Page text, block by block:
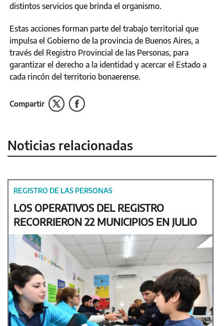
distintos servicios que brinda el organismo.
Estas acciones forman parte del trabajo territorial que
impulsa el Gobierno de la provincia de Buenos Aires, a
través del Registro Provincial de las Personas, para
garantizar el derecho a la identidad y acercar el Estado a
cada rincón del territorio bonaerense.
Compartir
Noticias relacionadas
REGISTRO DE LAS PERSONAS
LOS OPERATIVOS DEL REGISTRO
RECORRIERON 22 MUNICIPIOS EN JULIO